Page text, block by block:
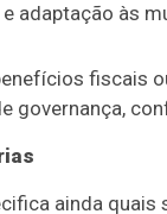
adaptação às
fiscais
governança,
ainda